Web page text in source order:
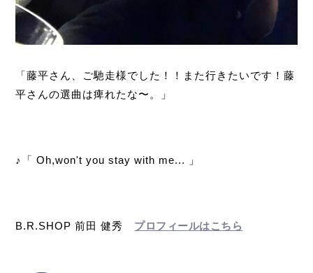
「藤平さん、ご馳走様でした！！また行きたいです！藤
平さんの選曲は痺れたな〜。」
♪「 Oh,won't you stay with me... 」
B.R.SHOP 前田 健秀 プロフィールはこちら